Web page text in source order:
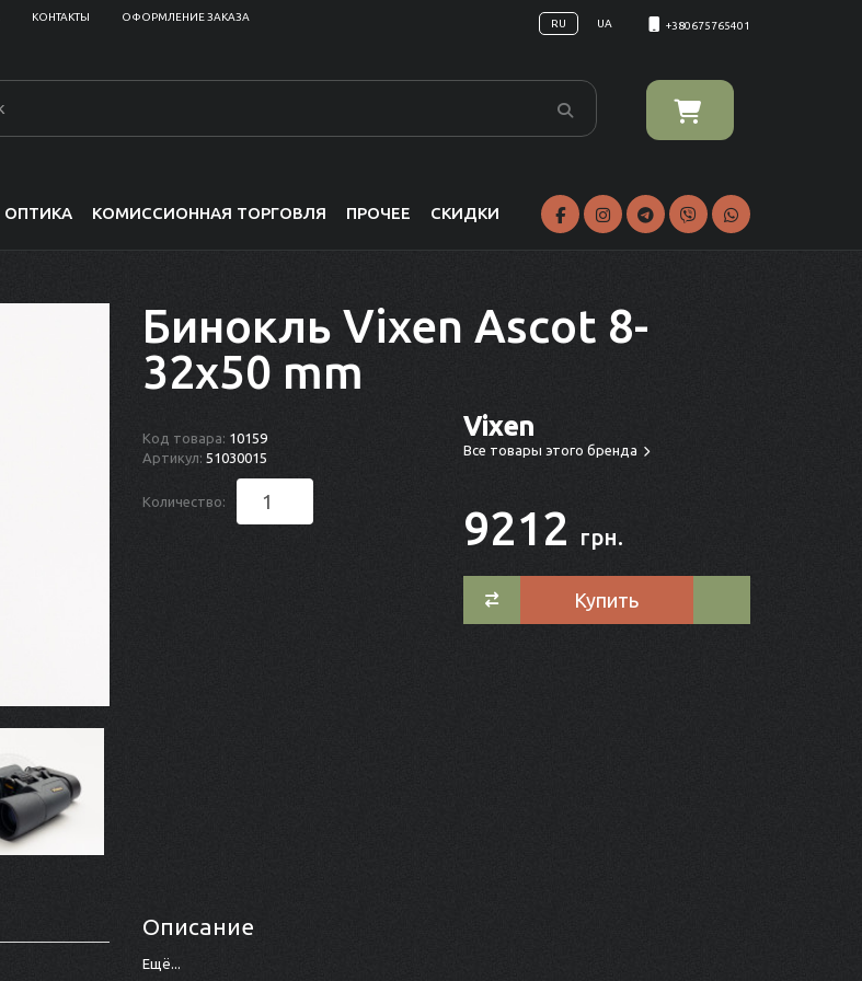
КОНТАКТЫ ОФОРМЛЕНИЕ ЗАКАЗА
RU UA +380675765401
ОПТИКА КОМИССИОННАЯ ТОРГОВЛЯ ПРОЧЕЕ СКИДКИ
Бинокль Vixen Ascot 8-
32x50 mm
Код товара: 10159
Артикул: 51030015
Количество:
Vixen
Все товары этого бренда
9212 грн.
Купить
Описание
Ещё...